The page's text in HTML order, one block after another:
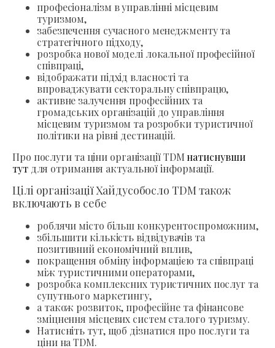
професіоналізм в управлінні місцевим
туризмом,
забезпечення сучасного менеджменту та
стратегічного підходу,
розробка нової моделі локальної професійної
співпраці,
відображати підхід власності та
впроваджувати секторальну співпрацю,
активне залучення професійних та
громадських організацій до управління
місцевим туризмом та розробки туристичної
політики на рівні дестинацій.
Про послуги та ціни організації TDM натиснувши
тутдля отримання актуальної інформації.
Цілі організації Хайдусобосло TDM також
включають в себе
роблячи місто більш конкурентоспроможним,
збільшити кількість відвідувачів та
позитивний економічний вплив,
покращення обміну інформацією та співпраці
між туристичними операторами,
розробка комплексних туристичних послуг та
супутнього маркетингу,
а також розвиток, професійне та фінансове
зміцнення місцевих систем сталого туризму.
Натисніть тут, щоб дізнатися про послуги та
ціни на TDM.